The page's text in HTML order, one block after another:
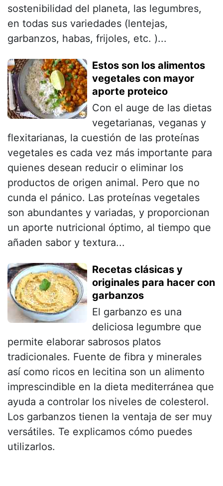
sostenibilidad del planeta, las legumbres,
en todas sus variedades (lentejas,
garbanzos, habas, frijoles, etc. )...
Estos son los alimentos
vegetales con mayor
aporte proteico
Con el auge de las dietas
vegetarianas, veganas y
flexitarianas, la cuestión de las proteínas
vegetales es cada vez más importante para
quienes desean reducir o eliminar los
productos de origen animal. Pero que no
cunda el pánico. Las proteínas vegetales
son abundantes y variadas, y proporcionan
un aporte nutricional óptimo, al tiempo que
añaden sabor y textura...
Recetas clásicas y
originales para hacer con
garbanzos
El garbanzo es una
deliciosa legumbre que
permite elaborar sabrosos platos
tradicionales. Fuente de fibra y minerales
así como ricos en lecitina son un alimento
imprescindible en la dieta mediterránea que
ayuda a controlar los niveles de colesterol.
Los garbanzos tienen la ventaja de ser muy
versátiles. Te explicamos cómo puedes
utilizarlos.